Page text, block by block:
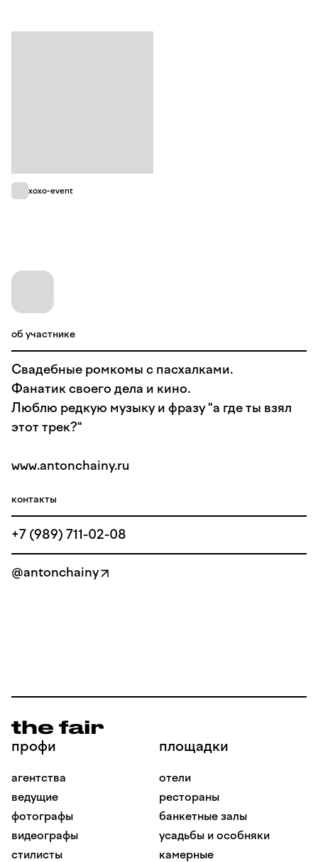
xoxo-event
об участнике
Свадебные ромкомы с пасхалками.
Фанатик своего дела и кино.
Люблю редкую музыку и фразу "а где ты взял
этот трек?"
www.antonchainy.ru
контакты
+7 (989) 711-02-08
@antonchainy
профи
агентства
ведущие
фотографы
видеографы
стилисты
площадки
отели
рестораны
банкетные залы
усадьбы и особняки
камерные